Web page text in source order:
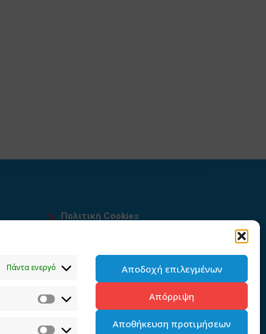
Πάντα ενεργό Αποδοχή επιλεγμένων
Απόρριψη
Αποθήκευση προτιμήσεων
Πολιτική Cookies
Πολιτική προστασίας
προσωπικών δεδομένων του
παρόντος ιστότοπου
Διαχείρηση συγκατάθεσης